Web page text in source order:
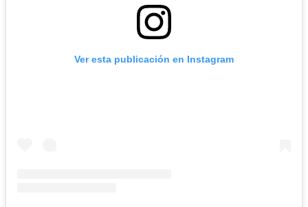
Ver esta publicación en Instagram